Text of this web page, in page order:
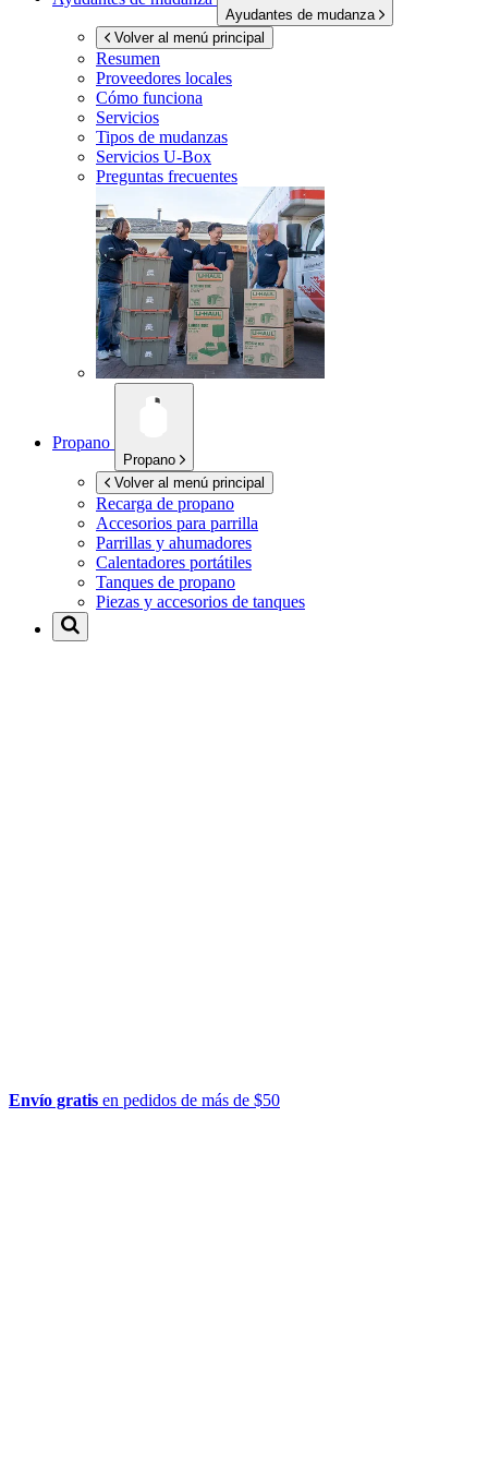
Ayudantes de mudanza
Volver al menú principal
Resumen
Proveedores locales
Cómo funciona
Servicios
Tipos de mudanzas
Servicios U-Box
Preguntas frecuentes
Propano
Propano
Volver al menú principal
Recarga de propano
Accesorios para parrilla
Parrillas y ahumadores
Calentadores portátiles
Tanques de propano
Piezas y accesorios de tanques
Envío gratis en pedidos de más de $50